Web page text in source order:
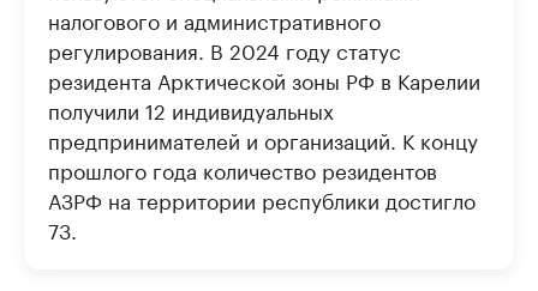
налогового и административного
регулирования. В 2024 году статус
резидента Арктической зоны РФ в Карелии
получили 12 индивидуальных
предпринимателей и организаций. К концу
прошлого года количество резидентов
АЗРФ на территории республики достигло
73.